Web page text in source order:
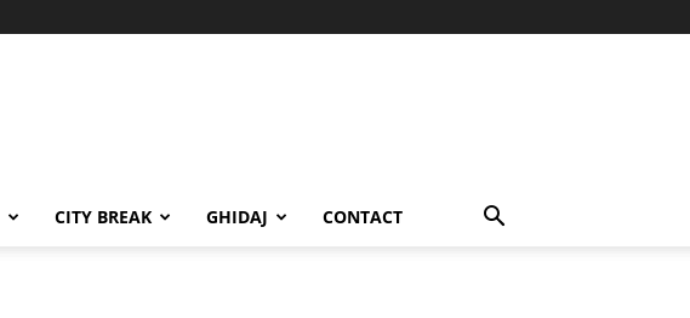
CITY BREAK GHIDAJ CONTACT